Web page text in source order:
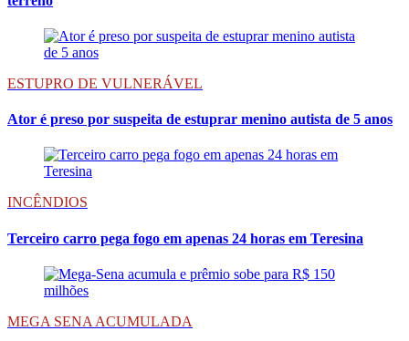
ESTUPRO DE VULNERÁVEL
Ator é preso por suspeita de estuprar menino autista de 5 anos
INCÊNDIOS
Terceiro carro pega fogo em apenas 24 horas em Teresina
MEGA SENA ACUMULADA